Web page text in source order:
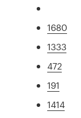
1680
1333
472
191
1414